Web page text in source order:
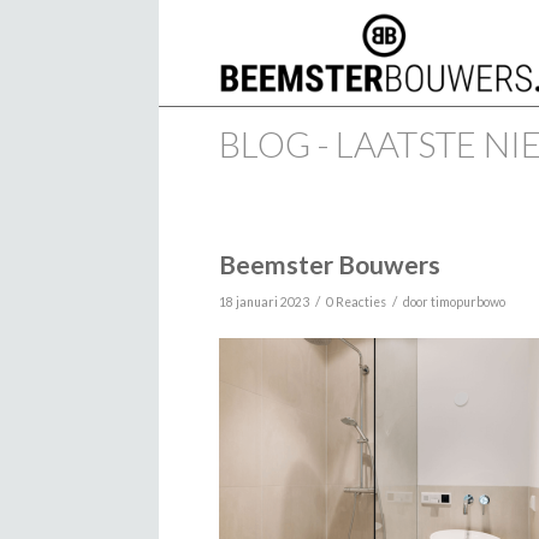
BLOG - LAATSTE
Beemster Bouwers
18 januari 2023 / 0 Reacties / door timopurbowo